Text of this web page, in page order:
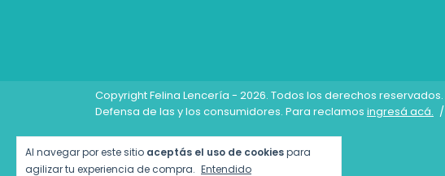
Al navegar por este sitio aceptás el uso de cookiespara
agilizar tu experiencia de compra. Entendido
Copyright Felina Lencería - 2026. Todos los derechos reservados.
Defensa de las y los consumidores. Para reclamos ingresá acá. /